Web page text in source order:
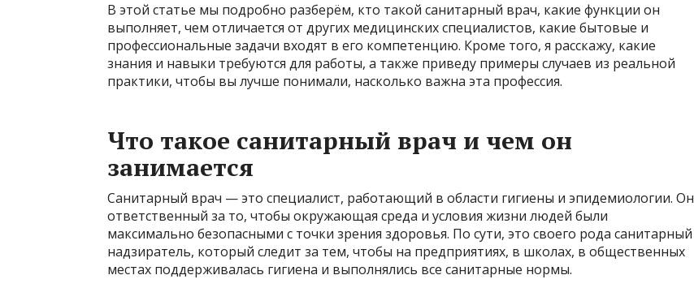
В этой статье мы подробно разберём, кто такой санитарный врач, какие функции он
выполняет, чем отличается от других медицинских специалистов, какие бытовые и
профессиональные задачи входят в его компетенцию. Кроме того, я расскажу, какие
знания и навыки требуются для работы, а также приведу примеры случаев из реальной
практики, чтобы вы лучше понимали, насколько важна эта профессия.
Что такое санитарный врач и чем он
занимается
Санитарный врач — это специалист, работающий в области гигиены и эпидемиологии. Он
ответственный за то, чтобы окружающая среда и условия жизни людей были
максимально безопасными с точки зрения здоровья. По сути, это своего рода санитарный
надзиратель, который следит за тем, чтобы на предприятиях, в школах, в общественных
местах поддерживалась гигиена и выполнялись все санитарные нормы.